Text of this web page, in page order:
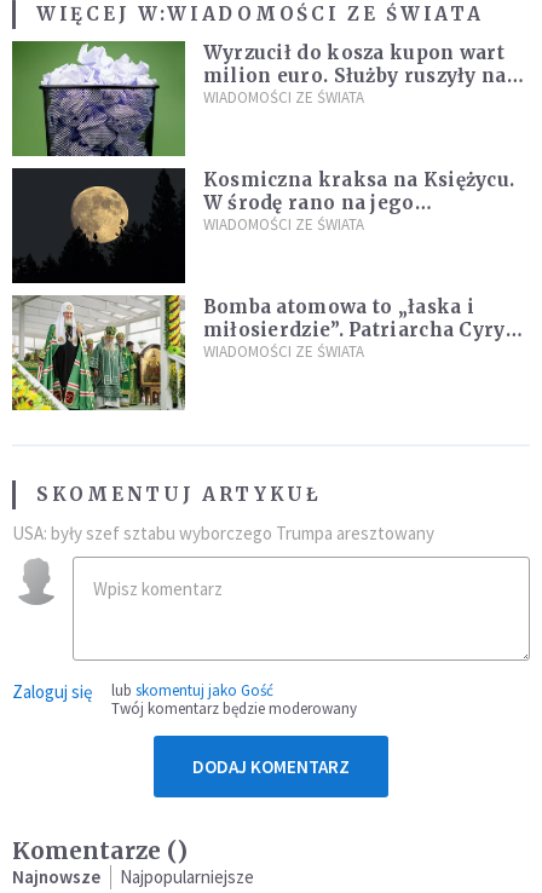
WIĘCEJ W:WIADOMOŚCI ZE ŚWIATA
Wyrzucił do kosza kupon wart
milion euro. Służby ruszyły na
poszukiwania
WIADOMOŚCI ZE ŚWIATA
Kosmiczna kraksa na Księżycu.
W środę rano na jego
powierzchni dojdzie do
WIADOMOŚCI ZE ŚWIATA
Bomba atomowa to „łaska i
miłosierdzie”. Patriarcha Cyryl
wychwala Putina
WIADOMOŚCI ZE ŚWIATA
SKOMENTUJ ARTYKUŁ
USA: były szef sztabu wyborczego Trumpa aresztowany
Zaloguj się lub skomentuj jako Gość
Twój komentarz będzie moderowany
DODAJ KOMENTARZ
Komentarze ()
Najnowsze Najpopularniejsze